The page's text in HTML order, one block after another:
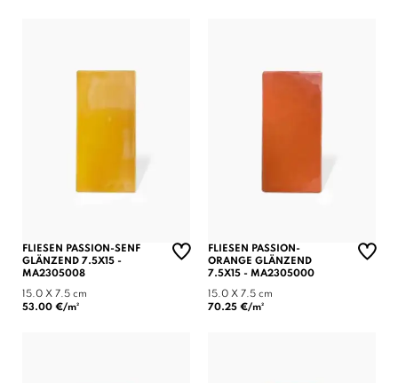
FLIESEN PASSION-SENF
GLÄNZEND 7.5X15 -
MA2305008
15.0 X 7.5 cm
53.00 €/m²
FLIESEN PASSION-
ORANGE GLÄNZEND
7.5X15 - MA2305000
15.0 X 7.5 cm
70.25 €/m²